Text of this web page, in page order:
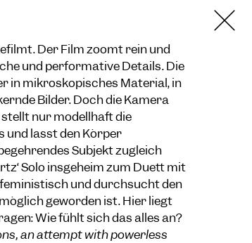
Der Film zoomt rein und
und performative Details. Die
in mikroskopisches Material, in
Bilder. Doch die Kamera
nur modellhaft die
und lässt den Körper
Subjekt zugleich
Solo insgeheim zum Duett mit
und durchsucht den
geworden ist. Hier liegt
Wie fühlt sich das alles an?
an attempt with powerless